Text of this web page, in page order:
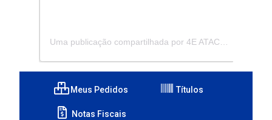
Meus Pedidos Títulos
Notas Fiscais